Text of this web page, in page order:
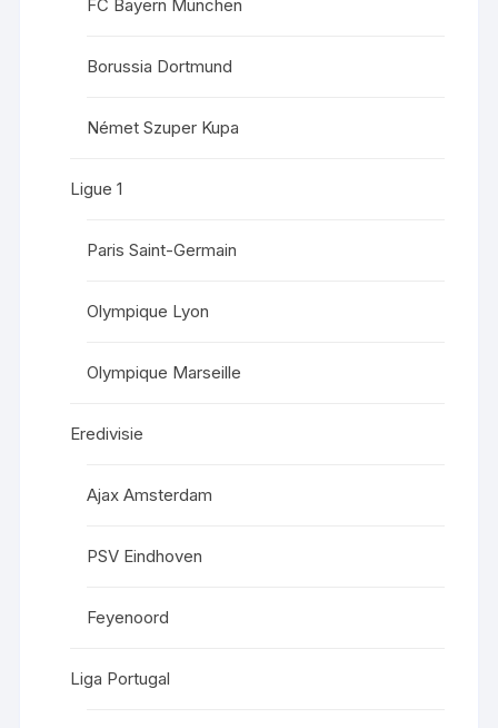
FC Bayern München
Borussia Dortmund
Német Szuper Kupa
Ligue 1
Paris Saint-Germain
Olympique Lyon
Olympique Marseille
Eredivisie
Ajax Amsterdam
PSV Eindhoven
Feyenoord
Liga Portugal